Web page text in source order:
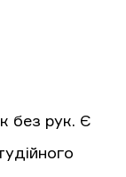
без рук. Є